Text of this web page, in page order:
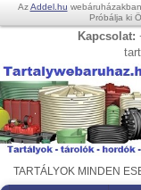
AzAddel.hu
Próbálja ki
Kapcsolat:
TARTÁLYOK MINDEN